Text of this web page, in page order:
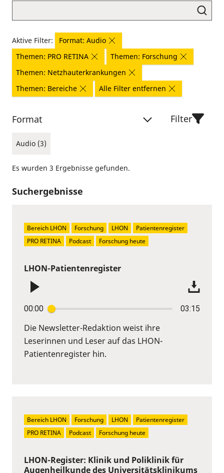
Aktive Filter:
Format: Audio
Themen: PRO RETINA
Themen: Forschung
Themen: Netzhauterkrankungen
Themen: Bereiche
Alle Filter entfernen
Format
Audio (3)
Filter
Es wurden 3 Ergebnisse gefunden.
Suchergebnisse
LHON-Patientenregister
00:00 03:15
Die Newsletter-Redaktion weist ihre
Leserinnen und Leser auf das LHON-
Patientenregister hin.
Bereich LHON Forschung LHON
Patientenregister
PRO RETINA
Podcast Forschung heute
LHON-Register: Klinik und Poliklinik für
Augenheilkunde des Universitätsklinikums
Bereich LHON Forschung LHON
Patientenregister
PRO RETINA
Podcast Forschung heute